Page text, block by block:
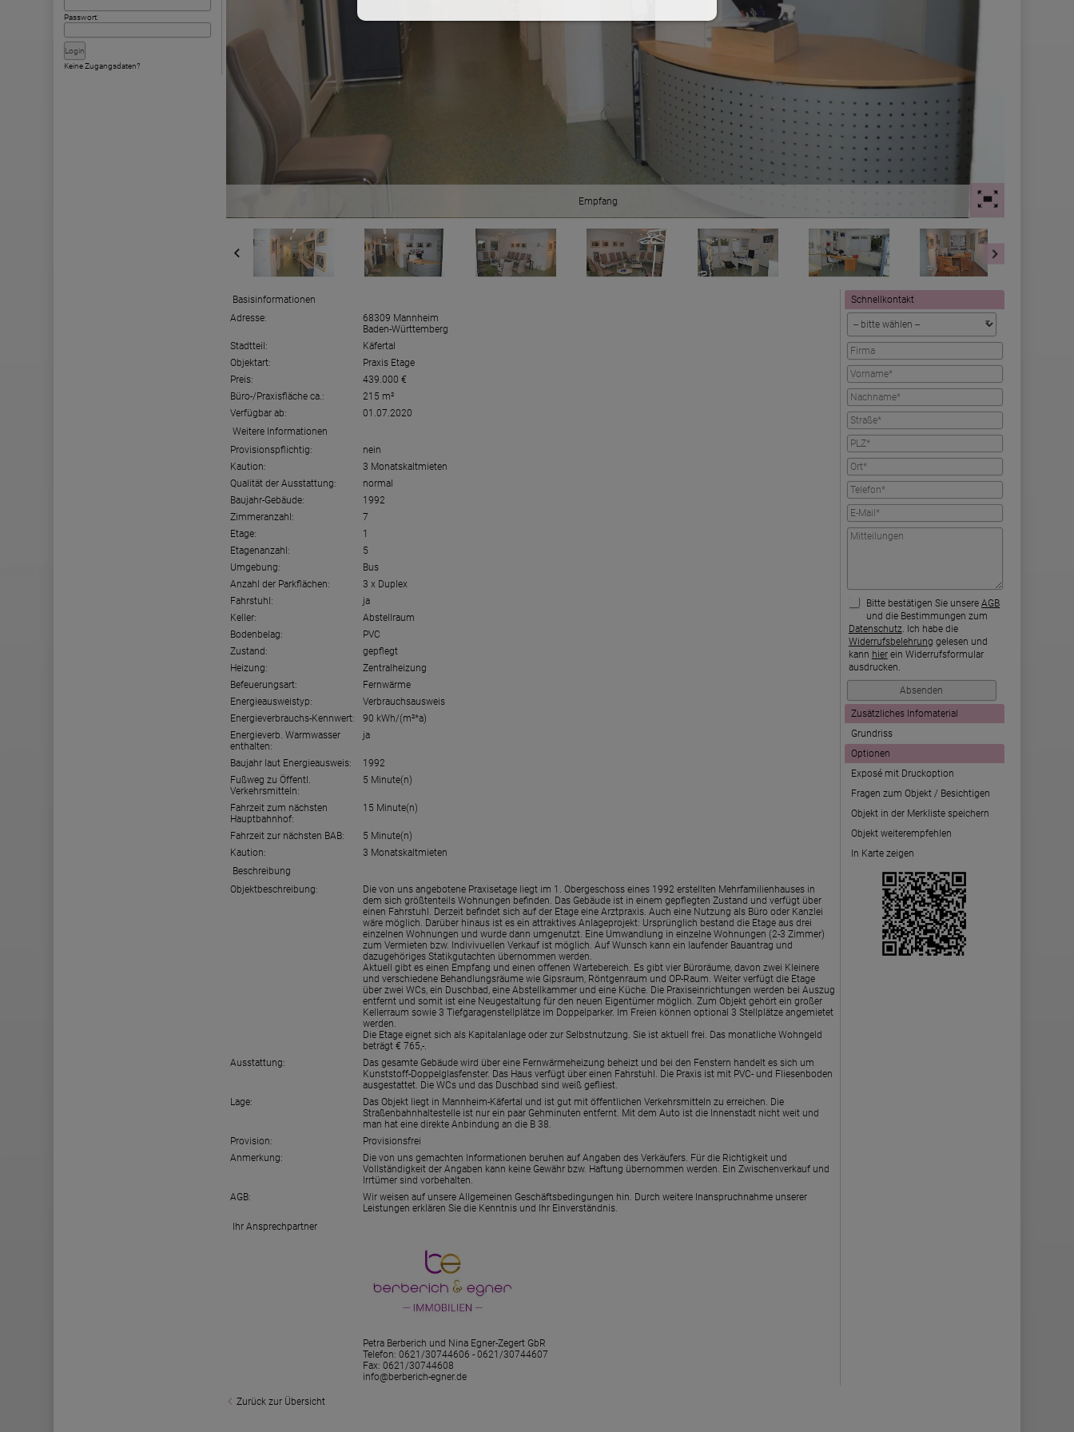
Passwort:
Keine Zugangsdaten?
Empfang
Schnellkontakt
Bitte bestätigen Sie unsereAGB
und die Bestimmungen zum
Datenschutz. Ich habe die
Widerrufsbelehrung gelesen und
kann hierein Widerrufsformular
ausdrucken.
Zusätzliches Infomaterial
Grundriss
Optionen
Exposé mit Druckoption
Fragen zum Objekt / Besichtigen
Objekt in der Merkliste speichern
Objekt weiterempfehlen
In Karte zeigen
Basisinformationen
Adresse:
68309 Mannheim
Baden-Württemberg
Stadtteil:
Käfertal
Objektart:
Praxis Etage
Preis:
439.000 €
Büro-/Praxisfläche ca.:
215 m²
Verfügbar ab:
01.07.2020
Weitere Informationen
Provisionspflichtig:
nein
Kaution:
3 Monatskaltmieten
Qualität der Ausstattung:
normal
Baujahr-Gebäude:
1992
Zimmeranzahl:
7
Etage:
1
Etagenanzahl:
5
Umgebung:
Bus
Anzahl der Parkflächen:
3 x Duplex
Fahrstuhl:
ja
Keller:
Abstellraum
Bodenbelag:
PVC
Zustand:
gepflegt
Heizung:
Zentralheizung
Befeuerungsart:
Fernwärme
Energieausweistyp:
Verbrauchsausweis
Energieverbrauchs-Kennwert:
90 kWh/(m²*a)
Energieverb. Warmwasser
enthalten:
ja
Baujahr laut Energieausweis:
1992
Fußweg zu Öffentl.
Verkehrsmitteln:
5 Minute(n)
Fahrzeit zum nächsten
Hauptbahnhof:
15 Minute(n)
Fahrzeit zur nächsten BAB:
5 Minute(n)
Kaution:
3 Monatskaltmieten
Beschreibung
Objektbeschreibung:
Die von uns angebotene Praxisetage liegt im 1. Obergeschoss eines 1992 erstellten Mehrfamilienhauses in
dem sich größtenteils Wohnungen befinden. Das Gebäude ist in einem gepflegten Zustand und verfügt über
einen Fahrstuhl. Derzeit befindet sich auf der Etage eine Arztpraxis. Auch eine Nutzung als Büro oder Kanzlei
wäre möglich. Darüber hinaus ist es ein attraktives Anlageprojekt: Ursprünglich bestand die Etage aus drei
einzelnen Wohnungen und wurde dann umgenutzt. Eine Umwandlung in einzelne Wohnungen (2-3 Zimmer)
zum Vermieten bzw. Indivivuellen Verkauf ist möglich. Auf Wunsch kann ein laufender Bauantrag und
dazugehöriges Statikgutachten übernommen werden.
Aktuell gibt es einen Empfang und einen offenen Wartebereich. Es gibt vier Büroräume, davon zwei Kleinere
und verschiedene Behandlungsräume wie Gipsraum, Röntgenraum und OP-Raum. Weiter verfügt die Etage
über zwei WCs, ein Duschbad, eine Abstellkammer und eine Küche. Die Praxiseinrichtungen werden bei Auszug
entfernt und somit ist eine Neugestaltung für den neuen Eigentümer möglich. Zum Objekt gehört ein großer
Kellerraum sowie 3 Tiefgaragenstellplätze im Doppelparker. Im Freien können optional 3 Stellplätze angemietet
werden.
Die Etage eignet sich als Kapitalanlage oder zur Selbstnutzung. Sie ist aktuell frei. Das monatliche Wohngeld
beträgt € 765,-.
Ausstattung:
Das gesamte Gebäude wird über eine Fernwärmeheizung beheizt und bei den Fenstern handelt es sich um
Kunststoff-Doppelglasfenster. Das Haus verfügt über einen Fahrstuhl. Die Praxis ist mit PVC- und Fliesenboden
ausgestattet. Die WCs und das Duschbad sind weiß gefliest.
Lage:
Das Objekt liegt in Mannheim-Käfertal und ist gut mit öffentlichen Verkehrsmitteln zu erreichen. Die
Straßenbahnhaltestelle ist nur ein paar Gehminuten entfernt. Mit dem Auto ist die Innenstadt nicht weit und
man hat eine direkte Anbindung an die B 38.
Provision:
Provisionsfrei
Anmerkung:
Die von uns gemachten Informationen beruhen auf Angaben des Verkäufers. Für die Richtigkeit und
Vollständigkeit der Angaben kann keine Gewähr bzw. Haftung übernommen werden. Ein Zwischenverkauf und
Irrtümer sind vorbehalten.
AGB:
Wir weisen auf unsere Allgemeinen Geschäftsbedingungen hin. Durch weitere Inanspruchnahme unserer
Leistungen erklären Sie die Kenntnis und Ihr Einverständnis.
Ihr Ansprechpartner
Petra Berberich und Nina Egner-Zegert GbR
Telefon:0621/30744606 - 0621/30744607
Fax: 0621/30744608
info@berberich-egner.de
Zurück zur Übersicht